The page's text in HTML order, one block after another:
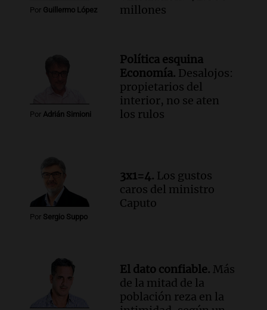
para poder seguir viviend
Estiman que la inflación nacional
de julio será menor al 2,9% registrado
en CABA
Una mañana para todos
Episodios
Una mañana para todos
Episodios
Audio.Chile planteó mejorar la
conectividad fronteriza, aérea y digital
con Jujuy
Por Guillermo López
millones
Por Adrián Simioni
Política esquina
Economía. Desalojos:
propietarios del
interior, no se aten
los rulos
Por Sergio Suppo
3x1=4. Los gustos
caros del ministro
Caputo
El dato confiable. Más
de la mitad de la
población reza en la